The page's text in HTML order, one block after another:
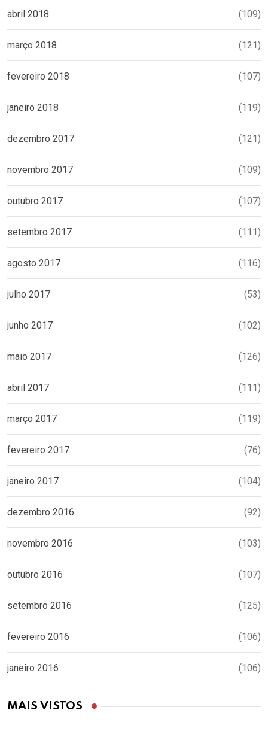
abril 2018 (109)
março 2018 (121)
fevereiro 2018 (107)
janeiro 2018 (119)
dezembro 2017 (121)
novembro 2017 (109)
outubro 2017 (107)
setembro 2017 (111)
agosto 2017 (116)
julho 2017 (53)
junho 2017 (102)
maio 2017 (126)
abril 2017 (111)
março 2017 (119)
fevereiro 2017 (76)
janeiro 2017 (104)
dezembro 2016 (92)
novembro 2016 (103)
outubro 2016 (107)
setembro 2016 (125)
fevereiro 2016 (106)
janeiro 2016 (106)
MAIS VISTOS